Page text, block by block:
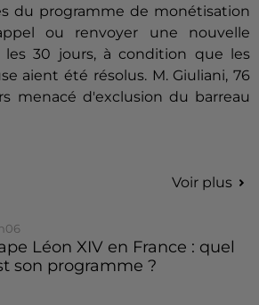
du programme de monétisation
ou renvoyer une nouvelle
les 30 jours, à condition que les
aient été résolus. M. Giuliani, 76
menacé d'exclusion du barreau
Voir plus
Léon XIV en France : quel
son programme ?